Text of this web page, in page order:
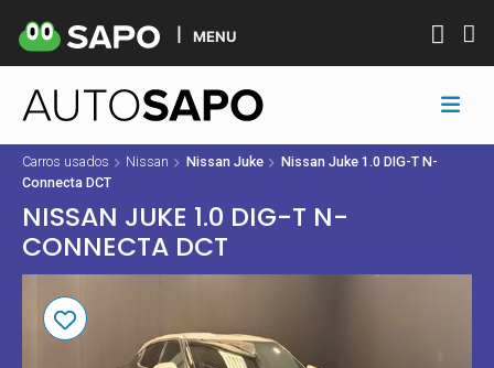
MENU
Carros usados Nissan Nissan Juke
Nissan Juke 1.0 DIG-T N-
Connecta DCT
NISSAN JUKE 1.0 DIG-T N-
CONNECTA DCT